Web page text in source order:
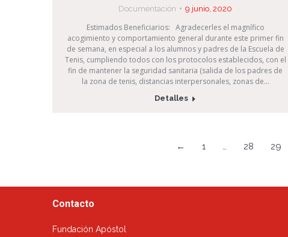
Documentación 9 junio, 2020
Estimados Beneficiarios: Agradecerles el magnífico
acogimiento y comportamiento general durante este primer fin
de semana, en especial a los alumnos y padres de la Escuela de
Tenis, cumpliendo todos con los protocolos establecidos, con el
fin de mantener la seguridad sanitaria (salida de los padres de
la zona de tenis, distancias interpersonales, zonas de…
Detalles
← 1 28 29
Contacto
Fundación Apóstol